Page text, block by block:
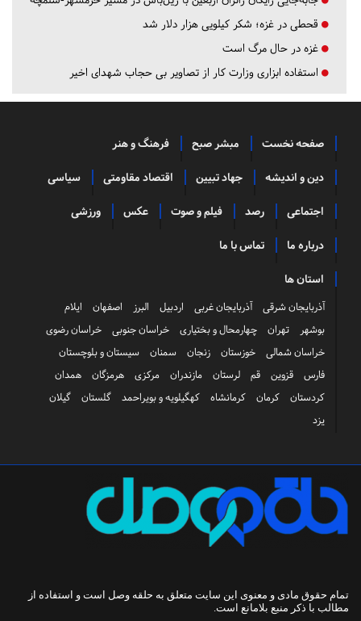
قحطی در غزه؛ شکر کیلویی هزار دلار شد
غزه در حال مرگ است
استفاده ابزاری وزارت کار از تصاویر بی حجاب شهدای اخیر
صفحه نخست مبشر صبح فرهنگ و هنر
دین و اندیشه جهاد تبیین اقتصاد مقاومتی سیاسی
اجتماعی رصد فیلم و صوت عکس ورزشی
درباره ما تماس با ما
استان ها
آذربایجان شرقی آذربایجان غربی اردبیل البرز اصفهان
ایلام
بوشهر
تهران چهارمحال و بختیاری خراسان جنوبی
خراسان رضوی
خراسان شمالی
خوزستان زنجان سمنان
سیستان و بلوچستان
فارس
قزوین قم لرستان مازندران مرکزی هرمزگان
همدان
کردستان
کرمان کرمانشاه کهگیلویه و بویراحمد گلستان
گیلان
یزد
تمام حقوق مادی و معنوی این سایت متعلق به حلقه وصل است و استفاده از
مطالب با ذکر منبع بلامانع است.